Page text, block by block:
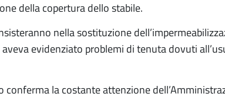
della copertura dello stabile.
nella sostituzione
evidenziato problemi di tenuta dovuti
conferma la costante attenzione